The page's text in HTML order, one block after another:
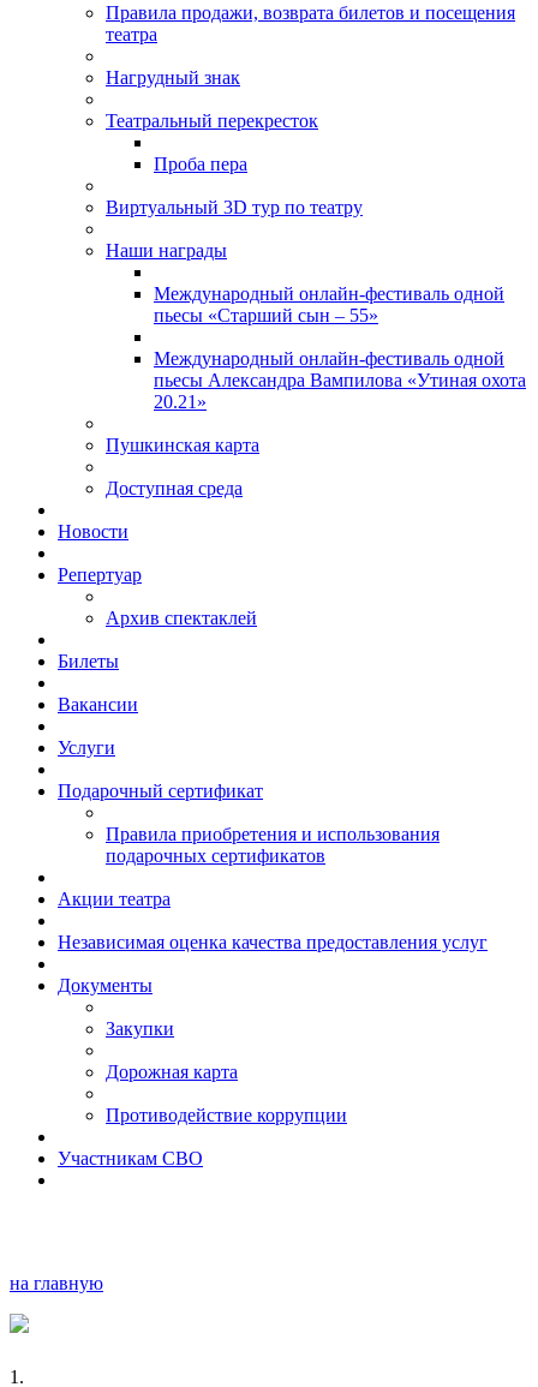
Правила продажи, возврата билетов и посещения
театра
Нагрудный знак
Театральный перекресток
Проба пера
Виртуальный 3D тур по театру
Наши награды
Международный онлайн-фестиваль одной
пьесы «Старший сын – 55»
Международный онлайн-фестиваль одной
пьесы Александра Вампилова «Утиная охота
20.21»
Пушкинская карта
Доступная среда
Новости
Репертуар
Архив спектаклей
Билеты
Вакансии
Услуги
Подарочный сертификат
Правила приобретения и использования
подарочных сертификатов
Акции театра
Независимая оценка качества предоставления услуг
Документы
Закупки
Дорожная карта
Противодействие коррупции
Участникам СВО
на главную